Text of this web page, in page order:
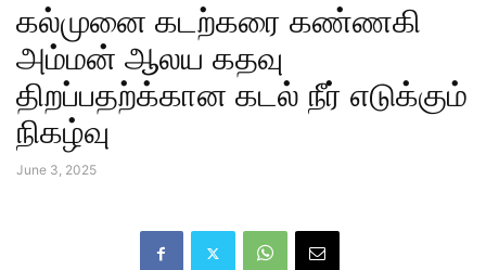
கல்முனை கடற்கரை கண்ணகி
அம்மன் ஆலய கதவு
திறப்பதற்க்கான கடல் நீர் எடுக்கும்
நிகழ்வு
June 3, 2025